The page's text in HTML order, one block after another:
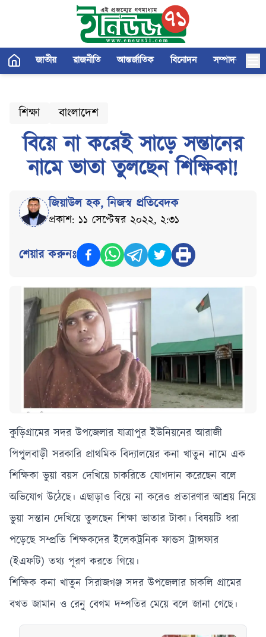
জাতীয় রাজনীতি আন্তর্জাতিক বিনোদন সম্পাদকীয়
শিক্ষা বাংলাদেশ
বিয়ে না করেই সাড়ে সন্তানের
নামে ভাতা তুলছেন শিক্ষিকা!
জিয়াউল হক,নিজস্ব প্রতিবেদক
প্রকাশ: ১১ সেপ্টেম্বর ২০২২, ২:৩১
শেয়ার করুনঃ
কুড়িগ্রামের সদর উপজেলার যাত্রাপুর ইউনিয়নের আরাজী
পিপুলবাড়ী সরকারি প্রাথমিক বিদ্যালয়ের কনা খাতুন নামে এক
শিক্ষিকা ভুয়া বয়স দেখিয়ে চাকরিতে যোগদান করেছেন বলে
অভিযোগ উঠেছে। এছাড়াও বিয়ে না করেও প্রতারণার আশ্রয় নিয়ে
ভুয়া সন্তান দেখিয়ে তুলছেন শিক্ষা ভাতার টাকা। বিষয়টি ধরা
পড়েছে সম্প্রতি শিক্ষকদের ইলেকট্রনিক ফান্ডস ট্রান্সফার
(ইএফটি) তথ্য পূরণ করতে গিয়ে।
শিক্ষিক কনা খাতুন সিরাজগঞ্জ সদর উপজেলার চাকলি গ্রামের
বখত জামান ও রেনু বেগম দম্পতির মেয়ে বলে জানা গেছে।